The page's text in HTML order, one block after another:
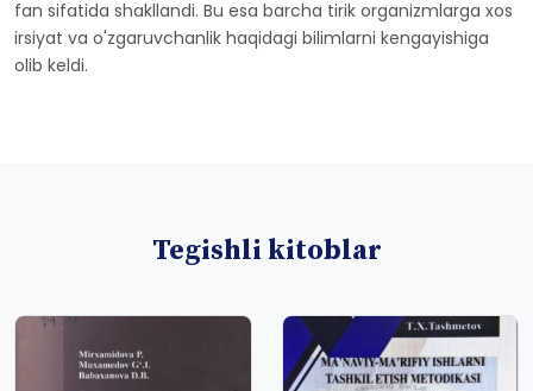
fan sifatida shakllandi. Bu esa barcha tirik organizmlarga xos
irsiyat va o'zgaruvchanlik haqidagi bilimlarni kengayishiga
olib keldi.
Tegishli kitoblar